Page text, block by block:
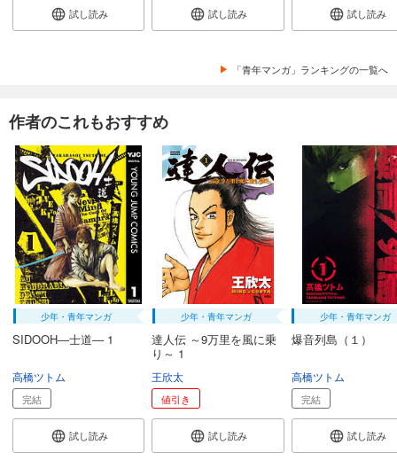
試し読み 試し読み 試し読み
「青年マンガ」ランキングの一覧へ
作者のこれもおすすめ
少年・青年マンガ
SIDOOH―士道― 1
高橋ツトム
完結
試し読み
少年・青年マンガ
達人伝 ～9万里を風に乗
り～ 1
王欣太
値引き
試し読み
少年・青年マンガ
爆音列島（１）
高橋ツトム
完結
試し読み